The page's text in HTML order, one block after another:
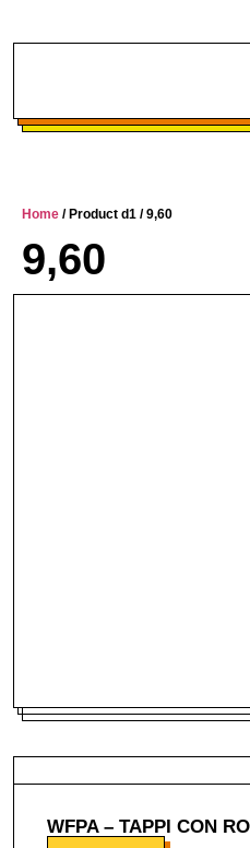
Home / Product d1 / 9,60
9,60
WFPA – TAPPI CON